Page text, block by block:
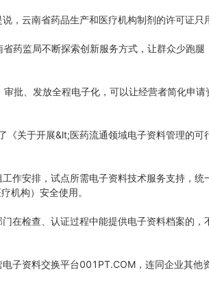
，云南省药品生产和医疗机构制剂的许可证只
药监局不断探索创新服务方式，让群众少跑
批、发放全程电子化，可以让经营者简化申请
关于开展&lt;医药流通领域电子资料管理的可
作安排，试点所需电子资料技术服务支持，
机构）安全使用。
在检查、认证过程中能提供电子资料档案的
子资料交换平台001PT.COM，连同企业其他